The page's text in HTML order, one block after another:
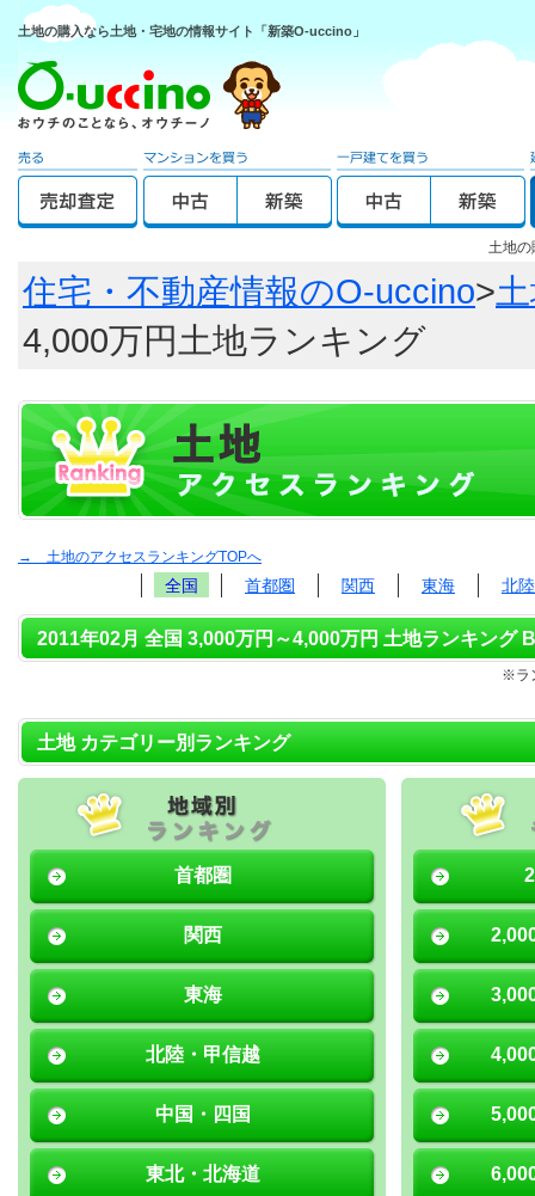
土地の購入なら土地・宅地の情報サイト「新築O-uccino」
土地
住宅・不動産情報のO-uccino>
4,000万円土地ランキング
→ 土地のアクセスランキングTOPへ
全国 首都圏 関西 東海 北
2011年02月 全国 3,000万円～4,000万円 土地ランキング
※ラ
土地 カテゴリー別ランキング
首都圏
関西
東海
北陸・甲信越
中国・四国
東北・北海道